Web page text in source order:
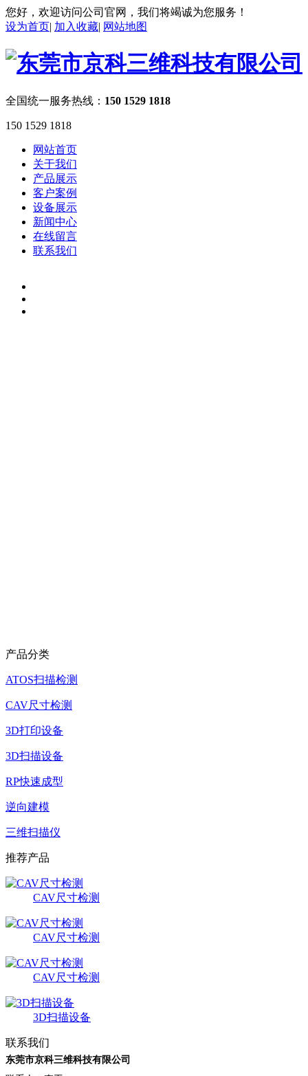
您好，欢迎访问公司官网，我们将竭诚为您服务！
设为首页| 加入收藏| 网站地图
全国统一服务热线： 150 1529 1818
150 1529 1818
网站首页
关于我们
产品展示
客户案例
设备展示
新闻中心
在线留言
联系我们
产品分类
ATOS扫描检测
CAV尺寸检测
3D打印设备
3D扫描设备
RP快速成型
逆向建模
三维扫描仪
推荐产品
CAV尺寸检测
CAV尺寸检测
CAV尺寸检测
3D扫描设备
联系我们
东莞市京科三维科技有限公司